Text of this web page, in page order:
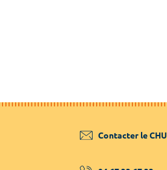
Contacter le CHU